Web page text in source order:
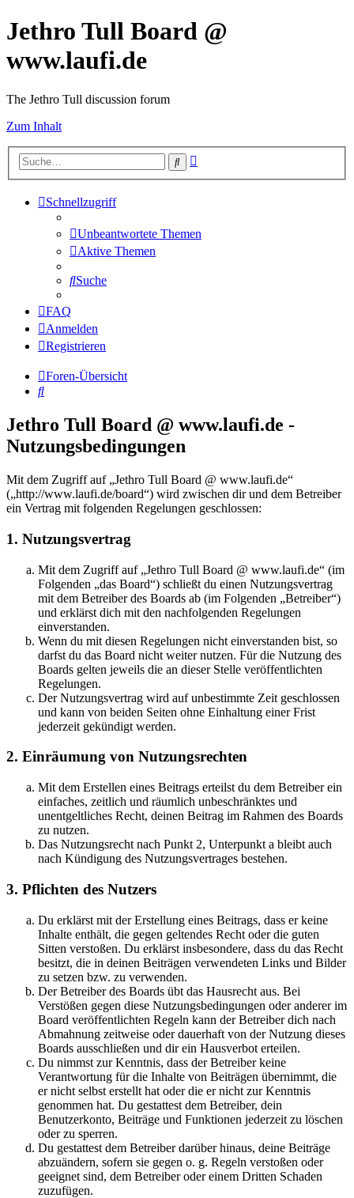
Jethro Tull Board @
www.laufi.de
The Jethro Tull discussion forum
Zum Inhalt
Suche
Schnellzugriff
Unbeantwortete Themen
Aktive Themen
Suche
FAQ
Anmelden
Registrieren
Foren-Übersicht
Suche
Jethro Tull Board @ www.laufi.de -
Nutzungsbedingungen
Mit dem Zugriff auf „Jethro Tull Board @ www.laufi.de“
(„http://www.laufi.de/board“) wird zwischen dir und dem Betreiber
ein Vertrag mit folgenden Regelungen geschlossen:
1. Nutzungsvertrag
Mit dem Zugriff auf „Jethro Tull Board @ www.laufi.de“ (im
Folgenden „das Board“) schließt du einen Nutzungsvertrag
mit dem Betreiber des Boards ab (im Folgenden „Betreiber“)
und erklärst dich mit den nachfolgenden Regelungen
einverstanden.
Wenn du mit diesen Regelungen nicht einverstanden bist, so
darfst du das Board nicht weiter nutzen. Für die Nutzung des
Boards gelten jeweils die an dieser Stelle veröffentlichten
Regelungen.
Der Nutzungsvertrag wird auf unbestimmte Zeit geschlossen
und kann von beiden Seiten ohne Einhaltung einer Frist
jederzeit gekündigt werden.
2. Einräumung von Nutzungsrechten
Mit dem Erstellen eines Beitrags erteilst du dem Betreiber ein
einfaches, zeitlich und räumlich unbeschränktes und
unentgeltliches Recht, deinen Beitrag im Rahmen des Boards
zu nutzen.
Das Nutzungsrecht nach Punkt 2, Unterpunkt a bleibt auch
nach Kündigung des Nutzungsvertrages bestehen.
3. Pflichten des Nutzers
Du erklärst mit der Erstellung eines Beitrags, dass er keine
Inhalte enthält, die gegen geltendes Recht oder die guten
Sitten verstoßen. Du erklärst insbesondere, dass du das Recht
besitzt, die in deinen Beiträgen verwendeten Links und Bilder
zu setzen bzw. zu verwenden.
Der Betreiber des Boards übt das Hausrecht aus. Bei
Verstößen gegen diese Nutzungsbedingungen oder anderer im
Board veröffentlichten Regeln kann der Betreiber dich nach
Abmahnung zeitweise oder dauerhaft von der Nutzung dieses
Boards ausschließen und dir ein Hausverbot erteilen.
Du nimmst zur Kenntnis, dass der Betreiber keine
Verantwortung für die Inhalte von Beiträgen übernimmt, die
er nicht selbst erstellt hat oder die er nicht zur Kenntnis
genommen hat. Du gestattest dem Betreiber, dein
Benutzerkonto, Beiträge und Funktionen jederzeit zu löschen
oder zu sperren.
Du gestattest dem Betreiber darüber hinaus, deine Beiträge
abzuändern, sofern sie gegen o. g. Regeln verstoßen oder
geeignet sind, dem Betreiber oder einem Dritten Schaden
zuzufügen.